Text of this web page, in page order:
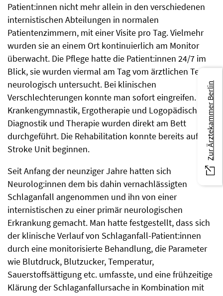
Patient:innen nicht mehr allein in den verschiedenen
internistischen Abteilungen in normalen
Patientenzimmern, mit einer Visite pro Tag. Vielmehr
wurden sie an einem Ort kontinuierlich am Monitor
überwacht. Die Pflege hatte die Patient:innen 24/7 im
Blick, sie wurden viermal am Tag vom ärztlichen Team
neurologisch untersucht. Bei klinischen
Verschlechterungen konnte man sofort eingreifen.
Krankengymnastik, Ergotherapie und Logopädische
Diagnostik und Therapie wurden direkt am Bett
durchgeführt. Die Rehabilitation konnte bereits auf der
Stroke Unit beginnen.
Seit Anfang der neunziger Jahre hatten sich
Neurolog:innen dem bis dahin vernachlässigten
Schlaganfall angenommen und ihn von einer
internistischen zu einer primär neurologischen
Erkrankung gemacht. Man hatte festgestellt, dass sich
der klinische Verlauf von Schlaganfall-Patient:innen
durch eine monitorisierte Behandlung, die Parameter
wie Blutdruck, Blutzucker, Temperatur,
Sauerstoffsättigung etc. umfasste, und eine frühzeitige
Klärung der Schlaganfallursache in Kombination mit
Zur Ärztekammer Berlin